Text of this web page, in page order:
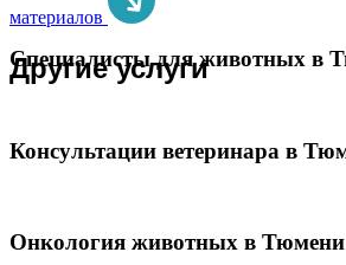
материалов
Другие услуги
Специалисты для животных в
Консультации ветеринара в
Онкология животных в Тюмени